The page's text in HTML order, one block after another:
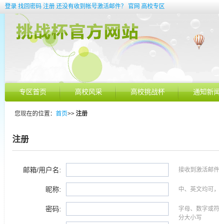
登录 找回密码 注册 还没有收到帐号激活邮件？ 官网 高校专区
专区首页 高校风采 高校挑战杯 通知新
您现在的位置： 首页>> 注册
注册
邮箱/用户名: 接收到激活邮
昵称: 中、英文均可
密码:
字母、数字或
分大小写